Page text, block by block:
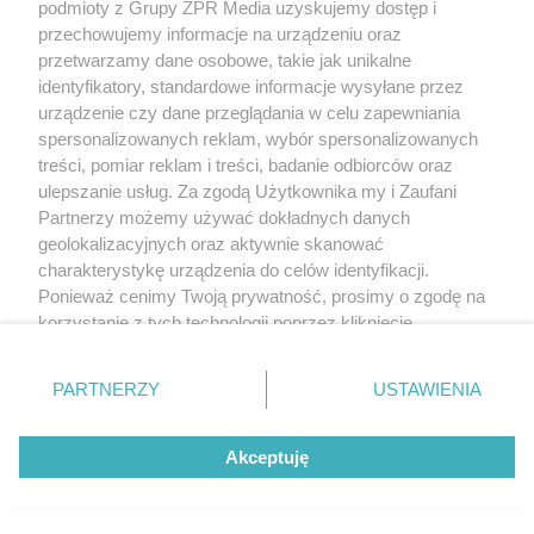
rozpowszechniany lub dalej rozpowszechniany w jakikolwiek sposób (w
tym także elektroniczny lub mechaniczny) na jakimkolwiek polu
eksploatacji w jakiejkolwiek formie, włącznie z umieszczaniem w Internecie
bez pisemnej zgody właściciela praw. Jakiekolwiek użycie lub
wykorzystanie utworów w całości lub w części z naruszeniem prawa, tzn.
bez właściwej zgody, jest zabronione pod groźbą kary i może być ścigane
prawnie.
O nas
podmioty z Grupy ZPR Media uzyskujemy dostęp i
przechowujemy informacje na urządzeniu oraz
przetwarzamy dane osobowe, takie jak unikalne
identyfikatory, standardowe informacje wysyłane przez
urządzenie czy dane przeglądania w celu zapewniania
spersonalizowanych reklam, wybór spersonalizowanych
treści, pomiar reklam i treści, badanie odbiorców oraz
ulepszanie usług. Za zgodą Użytkownika my i Zaufani
Partnerzy możemy używać dokładnych danych
geolokalizacyjnych oraz aktywnie skanować
charakterystykę urządzenia do celów identyfikacji.
Ponieważ cenimy Twoją prywatność, prosimy o zgodę na
korzystanie z tych technologii poprzez kliknięcie
zmienić/wycofać klikając przycisk ustawień prywatności
znajdujący się w lewym dolnym rogu strony
rodzaje przetwarzania danych nie wymagają zgody
użytkownika, ale masz prawo sprzeciwić się takiemu
przetwarzaniu. Preferencje będą miały zastosowanie tylko
PARTNERZY USTAWIENIA
Akceptuję